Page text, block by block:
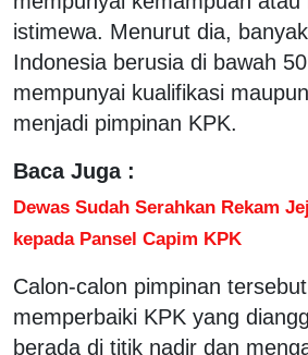
istimewa. Menurut dia,
Indonesia berusia di bawah
mempunyai kualifikasi
menjadi pimpinan KPK.
Baca Juga :
Dewas Sudah Serahkan Rekam
kepada Pansel Capim KPK
Calon-calon pimpinan
memperbaiki KPK yang
berada di titik nadir dan